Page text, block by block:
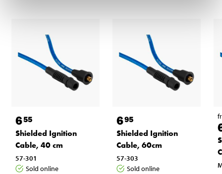
655
Shielded Ignition
Cable, 40 cm
57-301
Sold online
695
Shielded Ignition
Cable, 60cm
57-303
Sold online